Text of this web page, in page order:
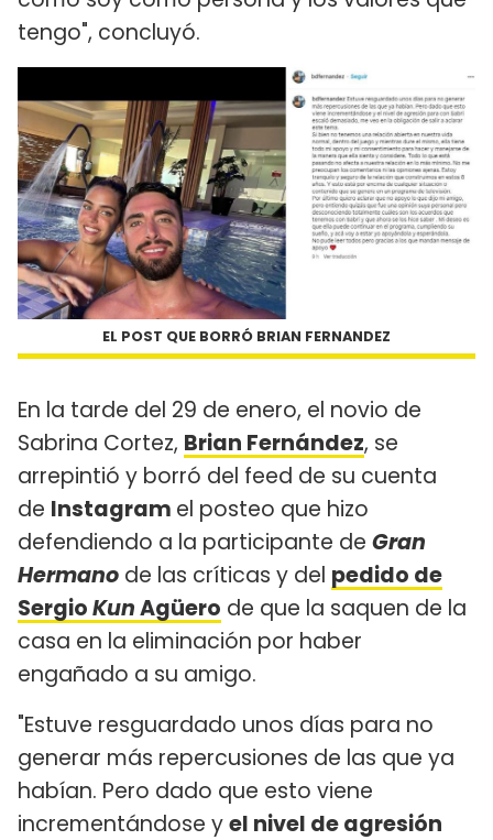
tengo", concluyó.
EL POST QUE BORRÓ BRIAN FERNANDEZ
En la tarde del 29 de enero, el novio de
Sabrina Cortez, Brian Fernández, se
arrepintió y borró del feed de su cuenta
de Instagram el posteo que hizo
defendiendo a la participante de Gran
Hermano de las críticas y del pedido de
SergioKunAgüero de que la saquen de la
casa en la eliminación por haber
engañado a su amigo.
"Estuve resguardado unos días para no
generar más repercusiones de las que ya
habían. Pero dado que esto viene
incrementándose yel nivel de agresión